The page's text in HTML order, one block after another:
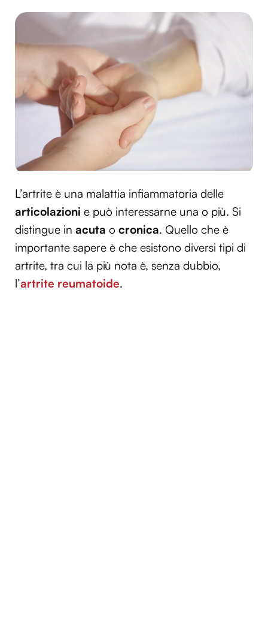
L’artrite è una malattia infiammatoria delle
articolazioni e può interessarne una o più. Si
distingue in acuta o cronica. Quello che è
importante sapere è che esistono diversi tipi di
artrite, tra cui la più nota è, senza dubbio,
l’artrite reumatoide.